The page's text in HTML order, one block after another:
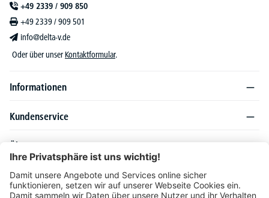
+49 2339 / 909 850
+49 2339 / 909 501
info@delta-v.de
Oder über unser Kontaktformular.
Informationen
Kundenservice
Über DELTA-V
Produktsortiment